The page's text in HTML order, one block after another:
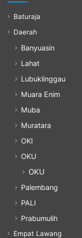
Baturaja
Daerah
Banyuasin
Lahat
Lubuklinggau
Muara Enim
Muba
Muratara
OKI
OKU
OKU
Palembang
PALI
Prabumulih
Empat Lawang